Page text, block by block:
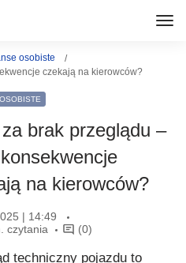
osobiste
czekają na kierowców?
brak przeglądu –
na kierowców?
| 14:49
czytania
(0)
techniczny pojazdu to